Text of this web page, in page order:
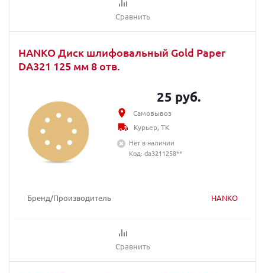
Сравнить
HANKO Диск шлифовальный Gold Paper
DA321 125 мм 8 отв.
Бренд/Производитель HANKO
Сравнить
25 руб.
Самовывоз
Курьер, ТК
Нет в наличии
Код: da3211258**